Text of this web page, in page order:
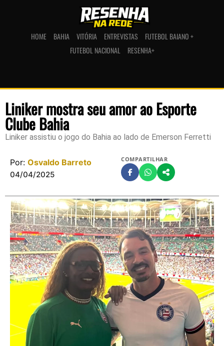
HOME BAHIA VITÓRIA ENTREVISTAS
FUTEBOL BAIANO +
FUTEBOL NACIONAL
RESENHA+
Liniker mostra seu amor ao Esporte
Clube Bahia
Liniker assistiu o jogo do Bahia ao lado de Emerson Ferretti
Por: Osvaldo Barreto
04/04/2025
COMPARTILHAR